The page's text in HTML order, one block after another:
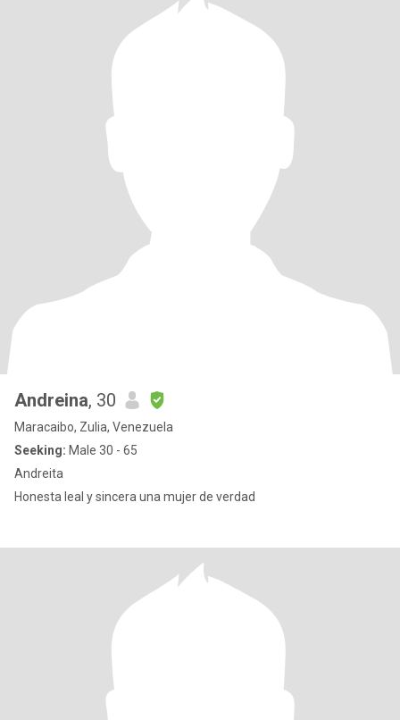
Andreina, 30
Maracaibo, Zulia, Venezuela
Seeking: Male 30 - 65
Andreita
Honesta leal y sincera una mujer de verdad